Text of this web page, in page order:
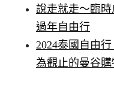
說走就走～臨
過年自由行
2024泰國自由
為觀止的曼谷